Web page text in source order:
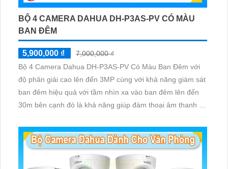
BỘ 4 CAMERA DAHUA DH-P3AS-PV CÓ MÀU
BAN ĐÊM
5,900,000 ₫
7,000,000 ₫
Bộ 4 Camera Dahua DH-P3AS-PV Có Màu Ban Đêm với
độ phân giải cao lên đến 3MP cùng với khả năng giám sát
ban đêm hiệu quả với tầm nhìn xa vào ban đêm lên đến
30m bên cạnh đó là khả năng giúp đàm thoại âm thanh 2
nhập